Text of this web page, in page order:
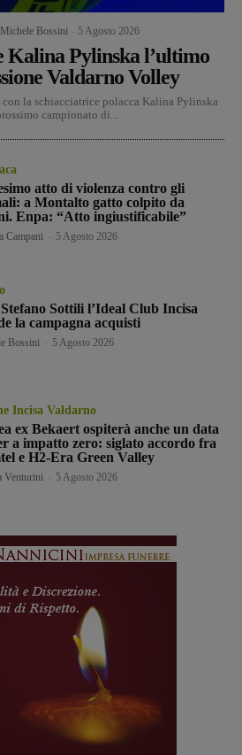
Michele Bossini 5 Agosto 2026
Kalina Pylinska l’ultimo
Valdarno Volley
la schiacciatrice polacca Kalina Pylinska
campionato di...
atto di violenza contro gli
a Montalto gatto colpito da
Enpa: “Atto ingiustificabile”
Campani 5 Agosto 2026
Sottili l’Ideal Club Incisa
la campagna acquisti
Bossini 5 Agosto 2026
Incisa Valdarno
ex Bekaert ospiterà anche un data
a impatto zero: siglato accordo fra
e H2-Era Green Valley
Venturini 5 Agosto 2026